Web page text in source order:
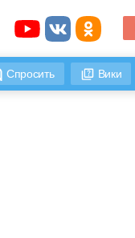
Спросить Вики